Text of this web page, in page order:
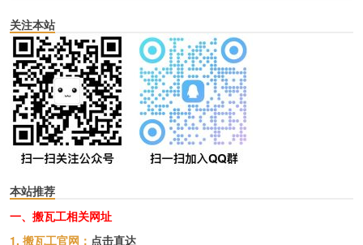
关注本站
本站推荐
一、搬瓦工相关网址
1. 搬瓦工官网： 点击直达